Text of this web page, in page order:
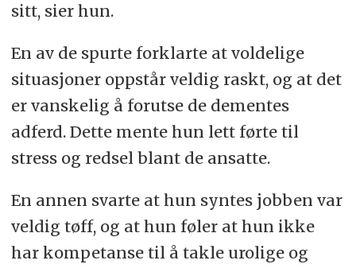
sitt, sier hun.
En av de spurte forklarte at voldelige
situasjoner oppstår veldig raskt, og at det
er vanskelig å forutse de dementes
adferd. Dette mente hun lett førte til
stress og redsel blant de ansatte.
En annen svarte at hun syntes jobben var
veldig tøff, og at hun føler at hun ikke
har kompetanse til å takle urolige og